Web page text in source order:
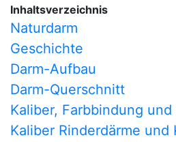
Inhaltsverzeichnis
Naturdarm
Geschichte
Darm-Aufbau
Darm-Querschnitt
Kaliber, Farbbindung
Kaliber Rinderdärme und